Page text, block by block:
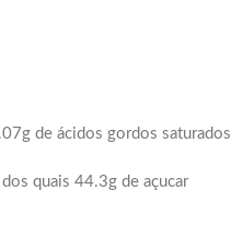
de ácidos gordos saturados
quais 44.3g de açucar